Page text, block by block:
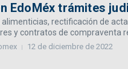
EdoMéx trámites
alimenticias, rectificación de
y contratos de compraventa
12 de diciembre de 2022